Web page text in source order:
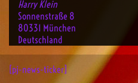
Harry Klein
Sonnenstraße 8
80331 München
Deutschland
[pj-news-ticker]